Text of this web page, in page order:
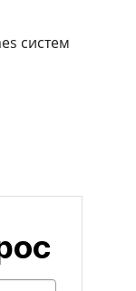
систем